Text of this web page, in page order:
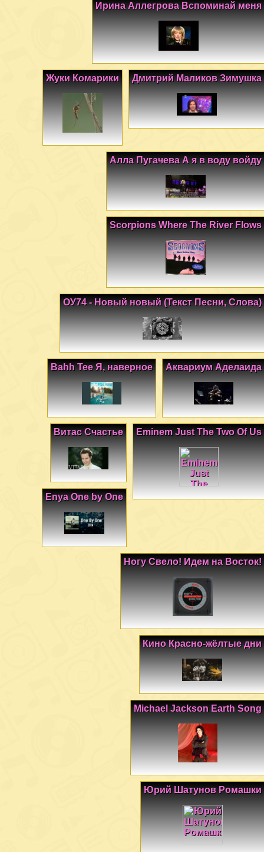
Ирина Аллегрова Вспоминай меня
Дмитрий Маликов Зимушка
Жуки Комарики
Алла Пугачева А я в воду войду
Scorpions Where The River Flows
ОУ74 - Новый новый (Текст Песни, Слова)
Аквариум Аделаида
Bahh Tee Я, наверное
Eminem Just The Two Of Us
Витас Счастье
Enya One by One
Ногу Свело! Идем на Восток!
Кино Красно-жёлтые дни
Michael Jackson Earth Song
Юрий Шатунов Ромашки